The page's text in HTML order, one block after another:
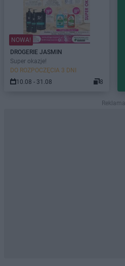
NOWA!
DROGERIE JASMIN
Super okazje!
DO ROZPOCZĘCIA 3 DNI
10.08 - 31.08
8
Reklama